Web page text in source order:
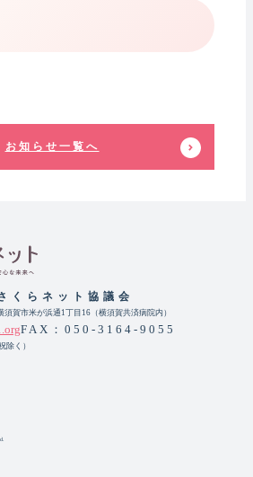
お知らせ一覧へ
らネット協議会
賀市米が浜通1丁目16（横須賀共済病院内）
FAX：050-3164-9055
除く）